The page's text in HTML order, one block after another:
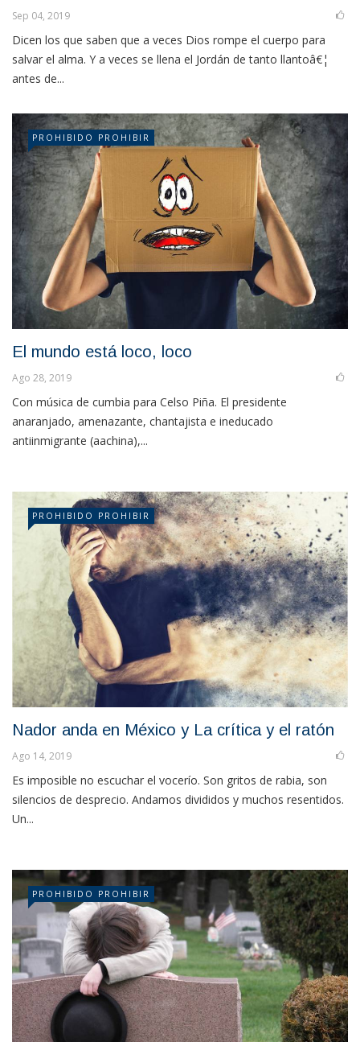
Sep 04, 2019
Dicen los que saben que a veces Dios rompe el cuerpo para
salvar el alma. Y a veces se llena el Jordán de tanto llantoâ€¦
antes de...
PROHIBIDO PROHIBIR
El mundo está loco, loco
Ago 28, 2019
Con música de cumbia para Celso Piña. El presidente
anaranjado, amenazante, chantajista e ineducado
antiinmigrante (aachina),...
PROHIBIDO PROHIBIR
Nador anda en México y La crítica y el ratón
Ago 14, 2019
Es imposible no escuchar el vocerío. Son gritos de rabia, son
silencios de desprecio. Andamos divididos y muchos resentidos.
Un...
PROHIBIDO PROHIBIR